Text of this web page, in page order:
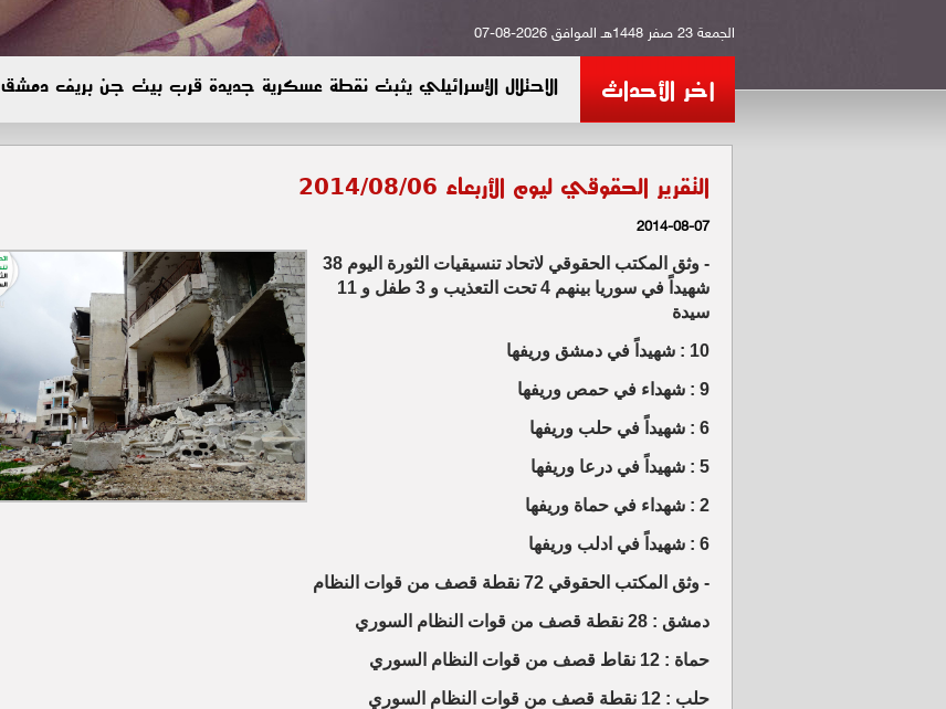
الجمعة 23 صفر 1448هـ الموافق 2026-08-07
آخر الأحداث الاحتلال الإسرائيلي يثبت نقطة عسكرية جديدة قرب بيت جن بريف دمشق
التقرير الحقوقي ليوم الأربعاء 2014/08/06
2014-08-07
- وثق المكتب الحقوقي لاتحاد تنسيقيات الثورة اليوم 38
شهيداً في سوريا
بينهم 4 تحت التعذيب و 3 طفل و 11
سيدة
10 : شهيداً في دمشق وريفها
9 : شهداء في حمص وريفها
6 : شهيداً في حلب وريفها
5 : شهيداً في درعا وريفها
2 : شهداء في حماة وريفها
6 : شهيداً في ادلب وريفها
- وثق المكتب الحقوقي 72 نقطة قصف من قوات النظام
دمشق : 28 نقطة قصف من قوات النظام السوري
حماة : 12 نقاط قصف من قوات النظام السوري
حلب : 12 نقطة قصف من قوات النظام السوري